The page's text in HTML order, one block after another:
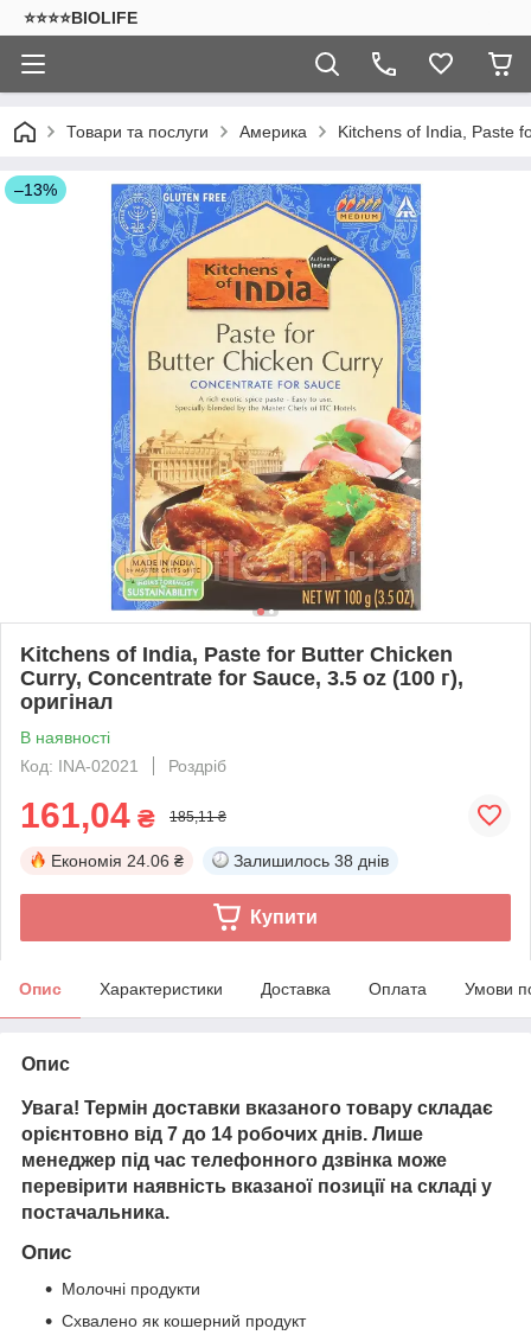
⭐⭐⭐⭐BIOLIFE
Товари та послуги Америка Kitchens of India, Paste
–13%
Kitchens of India, Paste for Butter Chicken
Curry, Concentrate for Sauce, 3.5 oz (100 г),
оригінал
В наявності
Код: INA-02021
Роздріб
161,04 ₴ 185,11 ₴
Економія 24.06 ₴ Залишилось 38 днів
Купити
Опис Характеристики Доставка Оплата Умови
Опис
Увага! Термін доставки вказаного товару складає
орієнтовно від 7 до 14 робочих днів. Лише
менеджер під час телефонного дзвінка може
перевірити наявність вказаної позиції на складі у
постачальника.
Опис
Молочні продукти
Схвалено як кошерний продукт